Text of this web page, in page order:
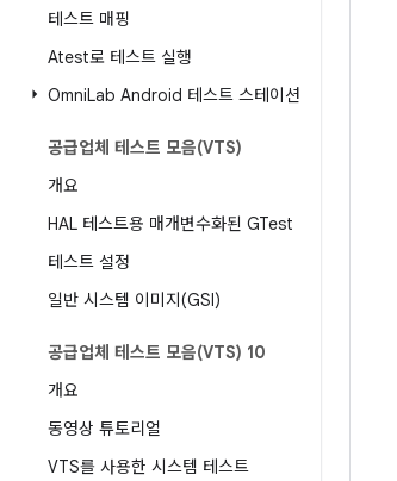
테스트 매핑
Atest로 테스트 실행
OmniLab Android 테스트 스테이션
공급업체 테스트 모음(VTS)
개요
HAL 테스트용 매개변수화된 GTest
테스트 설정
일반 시스템 이미지(GSI)
공급업체 테스트 모음(VTS) 10
개요
동영상 튜토리얼
VTS를 사용한 시스템 테스트